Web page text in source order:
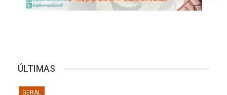
ÚLTIMAS
GERAL